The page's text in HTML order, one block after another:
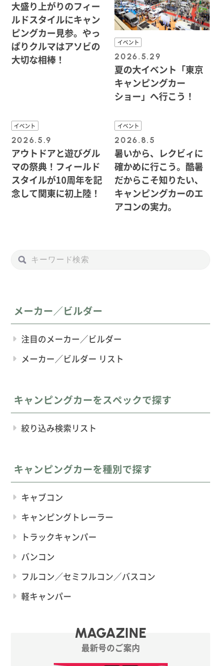
大盛り上がりのフィー
ルドスタイルにキャン
ピングカー見参。やっ
ぱりクルマはアソビの
大切な相棒！
イベント
2026.5.29
夏の大イベント「東京
キャンピングカー
ショー」へ行こう！
イベント
2026.5.9
アウトドアと遊びグル
マの祭典！フィールド
スタイルが10周年を記
念して関東に初上陸！
イベント
2026.8.5
暑いから、レクビィに
確かめに行こう。酷暑
だからこそ知りたい、
キャンピングカーのエ
アコンの実力。
メーカー／ビルダー
注目のメーカー／ビルダー
メーカー／ビルダー リスト
キャンピングカーをスペックで探す
絞り込み検索リスト
キャンピングカーを種別で探す
キャブコン
キャンピングトレーラー
トラックキャンパー
バンコン
フルコン／セミフルコン／バスコン
軽キャンパー
MAGAZINE
最新号のご案内